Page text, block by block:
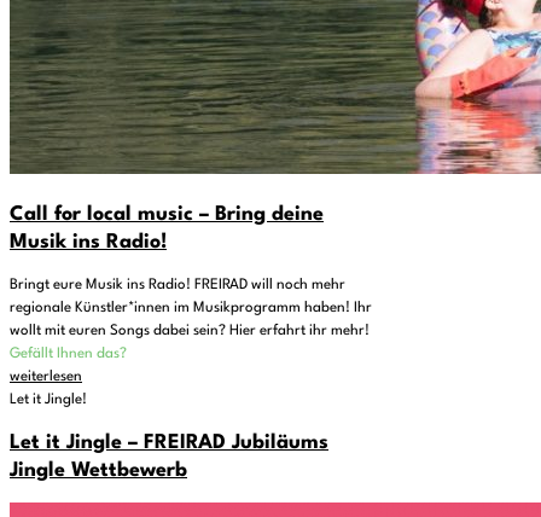
Call for local music – Bring deine
Musik ins Radio!
Bringt eure Musik ins Radio! FREIRAD will noch mehr
regionale Künstler*innen im Musikprogramm haben! Ihr
wollt mit euren Songs dabei sein? Hier erfahrt ihr mehr!
Gefällt Ihnen das?
weiterlesen
Let it Jingle!
Let it Jingle – FREIRAD Jubiläums
Jingle Wettbewerb